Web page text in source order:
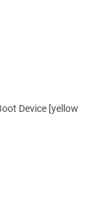
Device [yellow